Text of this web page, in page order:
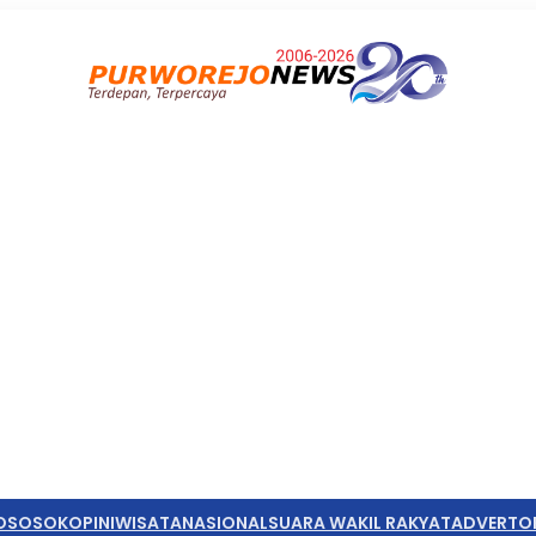
SOSOKOPINIWISATANASIONALSUARA WAKIL RAKYAT